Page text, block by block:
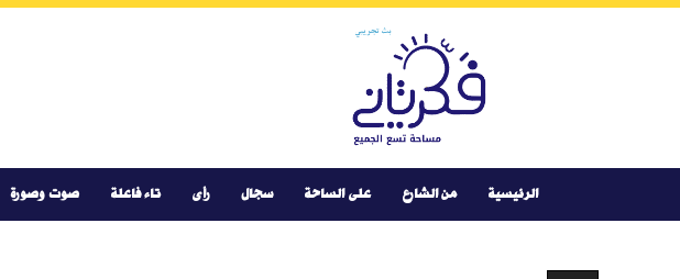
الرئيسية من الشارع على الساحة سجال رأى تاء فاعلة صوت وصورة